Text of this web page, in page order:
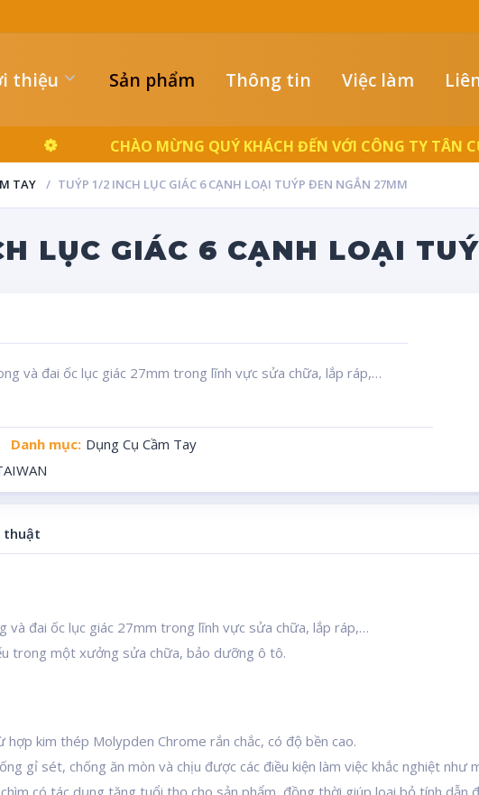
thiệu Sản phẩm Thông tin Việc làm
CHÀO MỪNG QUÝ KHÁCH ĐẾN VỚI CÔNG TY TÂN
TAY TUÝP 1/2 INCH LỤC GIÁC 6 CẠNH LOẠI TUÝP ĐEN NGẮN 27MM
LỤC GIÁC 6 CẠNH LOẠI
và đai ốc lục giác 27mm trong lĩnh vực sửa chữa, lắp ráp,…
Danh mục: Dụng Cụ Cầm Tay
thuật
và đai ốc lục giác 27mm trong lĩnh vực sửa chữa, lắp ráp,…
trong một xưởng sửa chữa, bảo dưỡng ô tô.
hợp kim thép Molypden Chrome rắn chắc, có độ bền cao.
gỉ sét, chống ăn mòn và chịu được các điều kiện làm việc khắc nghiệt
có tác dụng tăng tuổi thọ cho sản phẩm, đồng thời giúp loại bỏ tính dẫn